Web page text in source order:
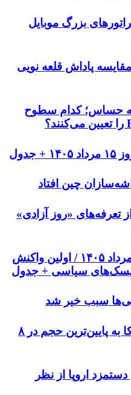
بزرگ موبایل
پاداش قلعه نویی
حساس؛ کدام سطوح
چین افتاد
دلار از تعرفه‌های «روز آزادی»
قیمت خودرو امروز ۱۵ مرداد ۱۴۰۵ / اولین واکنش
سیاسی + جدول
سبب خیر شد
افت صادرات نفت آمریکا به پایین‌ترین حجم در ۸
اروپا از نظر